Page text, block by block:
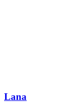
Lana